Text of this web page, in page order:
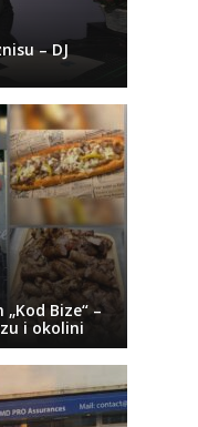
– DJ
Bize“ –
i okolini